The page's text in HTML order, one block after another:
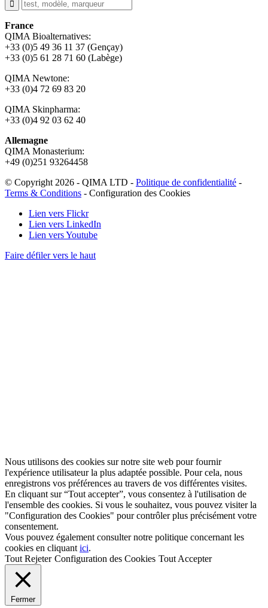
France
QIMA Bioalternatives:
+33 (0)5 49 36 11 37 (Gençay)
+33 (0)5 61 28 71 60 (Labège)
QIMA Newtone:
+33 (0)4 72 69 83 20
QIMA Skinpharma:
+33 (0)4 92 03 62 40
Allemagne
QIMA Monasterium:
+49 (0)251 93264458
© Copyright 2026 - QIMA LTD - Politique de confidentialité -
Terms & Conditions - Configuration des Cookies
Lien vers Flickr
Lien vers LinkedIn
Lien vers Youtube
Faire défiler vers le haut
Nous utilisons des cookies sur notre site web pour fournir
l'expérience utilisateur la plus adaptée possible. Pour cela, nous
enregistrons vos préférences au travers de vos différentes visites.
En cliquant sur “Tout accepter”, vous consentez à l'utilisation de
l'ensemble des cookies. Si vous le souhaitez, vous pouvez visiter la
"Configuration des Cookies" pour contrôler plus précisément votre
consentement.
Vous pouvez également consulter notre politique concernant les
cookies en cliquantici.
Tout Rejeter Configuration des Cookies Tout Accepter
Fermer